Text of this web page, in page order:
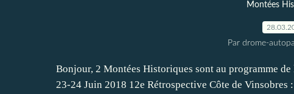
Montées
Par drome-
Bonjour, 2 Montées Historiques sont au programme
23-24 Juin 2018 12e Rétrospective Côte de